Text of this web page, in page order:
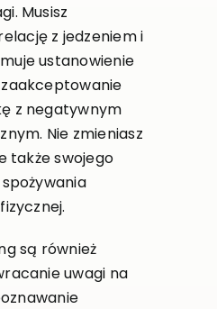
Musisz
z jedzeniem i
ustanowienie
z negatywnym
Nie zmieniasz
także swojego
są również
uwagi na